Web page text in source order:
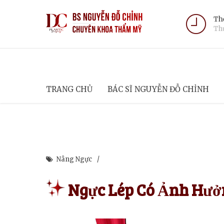
TRANG CHỦ BÁC SĨ NGUYỄN ĐỖ CHỈNH
Nâng Ngực
Ngực Lép Có Ảnh